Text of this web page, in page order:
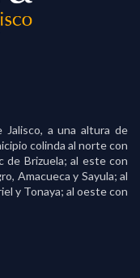
a una altura de
colinda al norte con
de Brizuela; al este con
Amacueca y Sayula; al
y Tonaya; al oeste con